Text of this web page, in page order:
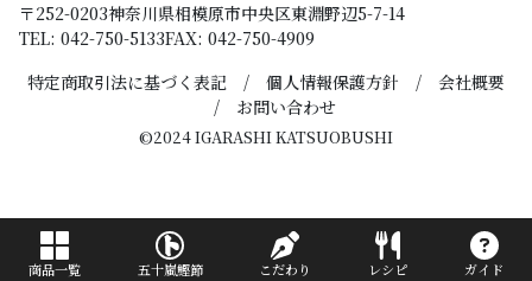
商品一覧 五十嵐鰹節 こだわり レシピ ガイド
〒252-0203神奈川県相模原市中央区東淵野辺5-7-14
TEL: 042-750-5133FAX: 042-750-4909
特定商取引法に基づく表記
個人情報保護方針
会社概要
お問い合わせ
©2024 IGARASHI KATSUOBUSHI